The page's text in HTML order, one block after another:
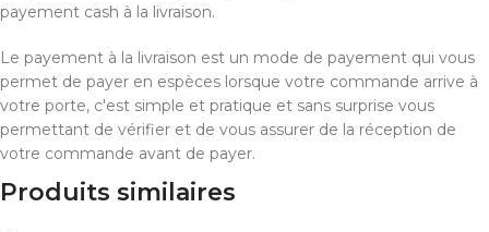
payement cash à la livraison.
Le payement à la livraison est un mode de payement qui vous
permet de payer en espèces lorsque votre commande arrive à
votre porte, c'est simple et pratique et sans surprise vous
permettant de vérifier et de vous assurer de la réception de
votre commande avant de payer.
Produits similaires